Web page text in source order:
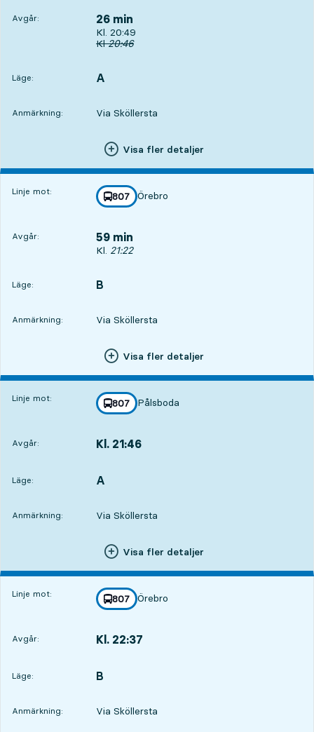
Avgår: 26 min
Avgår, Kl. 20:49, om 26 min
Kl. 20:49
Ursprunglig avgångstid
Kl20:46
Läge:
LÄGE, A
,
Anmärkning: Via Sköllersta
Visa fler detaljer
Linje mot: linje
807
mot
Örebro
,
Avgår: 59 min
Avgår, Kl. 21:22, om 59 min
Kl. 21:22
Läge:
LÄGE, B
,
Anmärkning: Via Sköllersta
Visa fler detaljer
Linje mot: linje
807
mot
Pålsboda
,
Avgår: Kl. 21:46
Läge:
LÄGE, A
,
Anmärkning: Via Sköllersta
Visa fler detaljer
Linje mot: linje
807
mot
Örebro
,
Avgår: Kl. 22:37
Läge:
LÄGE, B
,
Anmärkning: Via Sköllersta